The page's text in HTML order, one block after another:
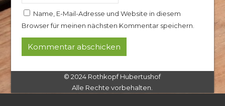
Name, E-Mail-Adresse und Website in diesem
Browser für meinen nächsten Kommentar speichern.
© 2024 Rothkopf Hubertushof
Alle Rechte vorbehalten.